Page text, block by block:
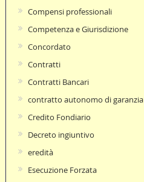
Compensi professionali
Competenza e Giurisdizione
Concordato
Contratti
Contratti Bancari
contratto autonomo di garanzia
Credito Fondiario
Decreto ingiuntivo
eredità
Esecuzione Forzata